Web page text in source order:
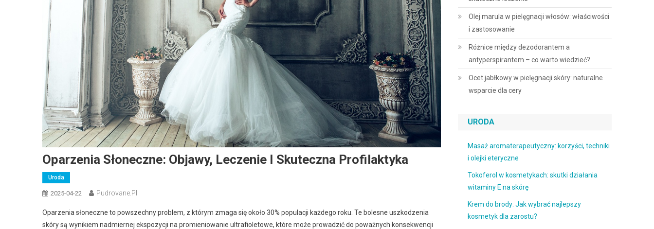
Oparzenia Słoneczne: Objawy, Leczenie I Skuteczna Profilaktyka
Uroda
2025-04-22 Pudrovane.pl
Oparzenia słoneczne to powszechny problem, z którym zmaga się około 30% populacji każdego roku. Te bolesne uszkodzenia
skóry są wynikiem nadmiernej ekspozycji na promieniowanie ultrafioletowe, które może prowadzić do poważnych konsekwencji
Olej marula w pielęgnacji włosów: właściwości
i zastosowanie
Różnice między dezodorantem a
antyperspirantem – co warto wiedzieć?
Ocet jabłkowy w pielęgnacji skóry: naturalne
wsparcie dla cery
URODA
Masaż aromaterapeutyczny: korzyści, techniki
i olejki eteryczne
Tokoferol w kosmetykach: skutki działania
witaminy E na skórę
Krem do brody: Jak wybrać najlepszy
kosmetyk dla zarostu?